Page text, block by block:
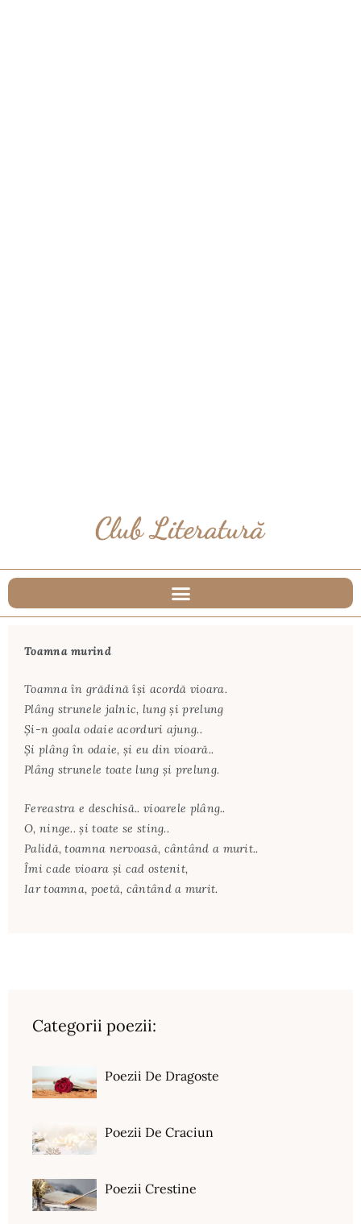
Toamna murind
Toamna în grădină îşi acordă vioara.
Plâng strunele jalnic, lung şi prelung
Şi-n goala odaie acorduri ajung..
Şi plâng în odaie, şi eu din vioară..
Plâng strunele toate lung şi prelung.
Fereastra e deschisă.. vioarele plâng..
O, ninge.. şi toate se sting..
Palidă, toamna nervoasă, cântând a murit..
Îmi cade vioara şi cad ostenit,
Iar toamna, poetă, cântând a murit.
Categorii poezii:
Poezii De Dragoste
Poezii De Craciun
Poezii Crestine